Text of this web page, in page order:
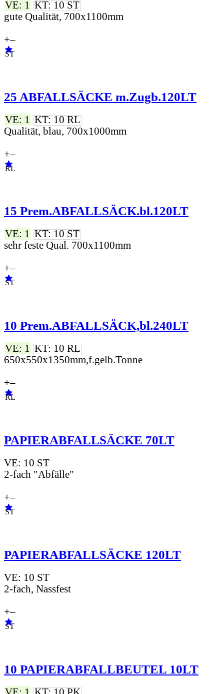
VE: 1 KT: 10 ST
gute Qualität, 700x1100mm
+–
ST
25 ABFALLSÄCKE m.Zugb.120LT
VE: 1 KT: 10 RL
Qualität, blau, 700x1000mm
+–
RL
15 Prem.ABFALLSÄCK.bl.120LT
VE: 1 KT: 10 ST
sehr feste Qual. 700x1100mm
+–
ST
10 Prem.ABFALLSÄCK,bl.240LT
VE: 1 KT: 10 RL
650x550x1350mm,f.gelb.Tonne
+–
RL
PAPIERABFALLSÄCKE 70LT
VE: 10 ST
2-fach "Abfälle"
+–
ST
PAPIERABFALLSÄCKE 120LT
VE: 10 ST
2-fach, Nassfest
+–
ST
10 PAPIERABFALLBEUTEL 10LT
VE: 1 KT: 10 PK